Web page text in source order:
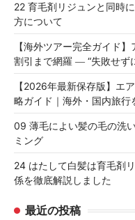
22 育毛剤リジュンと同時
方について
【海外ツアー完全ガイド
割引まで網羅 ― “失敗せず
【2026年最新保存版】エ
略ガイド｜海外・国内旅
09 薄毛によい髪の毛の洗
ミング
24 はたして白髪は育毛剤
係を徹底解説しました
最近の投稿